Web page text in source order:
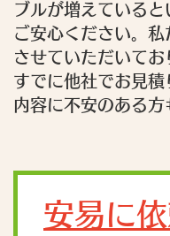
ブルが増えていると
ご安心ください。
させていただいてお
すでに他社でお見
内容に不安のある方
安易に